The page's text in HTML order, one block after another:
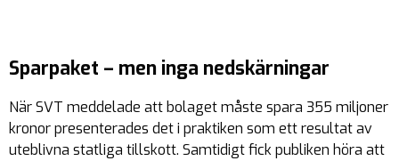
Sparpaket – men inga nedskärningar
När SVT meddelade att bolaget måste spara 355 miljoner
kronor presenterades det i praktiken som ett resultat av
uteblivna statliga tillskott. Samtidigt fick publiken höra att